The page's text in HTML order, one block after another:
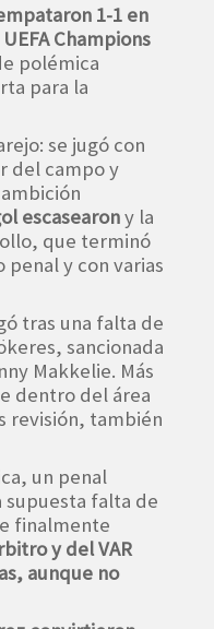
1-1 en
Champions
polémica
para la
se jugó con
del campo y
escasearony la
que terminó
y con varias
tras una falta de
sancionada
Makkelie. Más
dentro del área
revisión, también
un penal
falta de
finalmente
y del VAR
aunque no